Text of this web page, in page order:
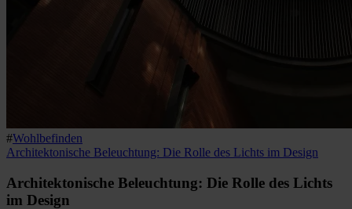
#Wohlbefinden
Architektonische Beleuchtung: Die Rolle des Lichts im Design
Architektonische Beleuchtung: Die Rolle des Lichts
im Design